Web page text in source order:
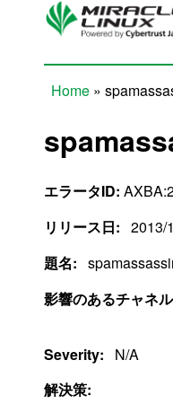
Skip to main content
Home »
エラータID:
リリース日: 2013/
題名:
影響のあるチャネ
Severity:
N/A
解決策: